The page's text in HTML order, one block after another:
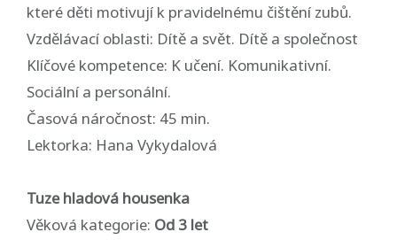
které děti motivují k pravidelnému čištění zubů.
Vzdělávací oblasti: Dítě a svět. Dítě a společnost
Klíčové kompetence: K učení. Komunikativní.
Sociální a personální.
Časová náročnost: 45 min.
Lektorka: Hana Vykydalová
Tuze hladová housenka
Věková kategorie: Od 3 let